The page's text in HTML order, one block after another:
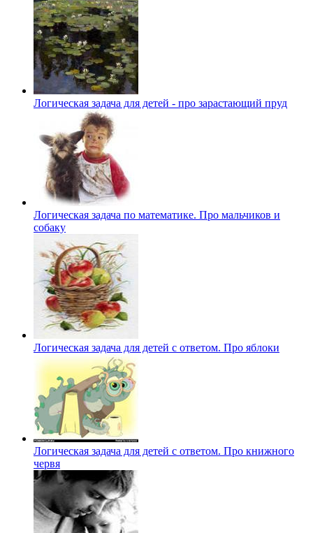
Логическая задача для детей - про зарастающий пруд
Логическая задача по математике. Про мальчиков и
собаку
Логическая задача для детей с ответом. Про яблоки
Логическая задача для детей с ответом. Про книжного
червя